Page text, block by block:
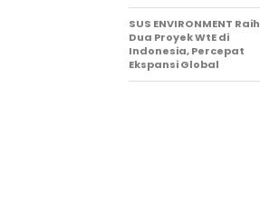
SUS ENVIRONMENT Raih
Dua Proyek WtE di
Indonesia, Percepat
Ekspansi Global